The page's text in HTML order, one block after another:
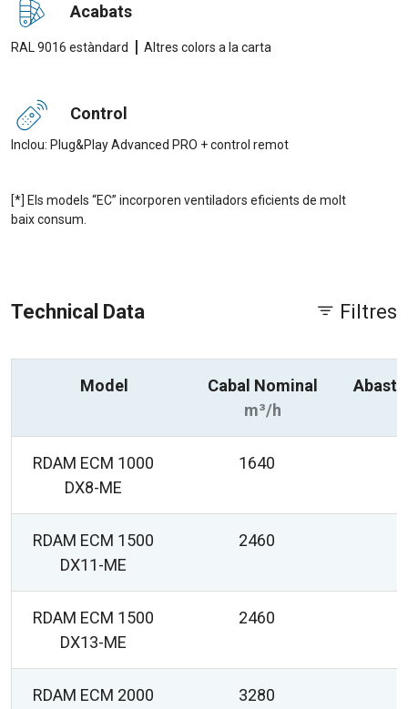
Acabats
RAL 9016 estàndard | Altres colors a la carta
Control
Inclou: Plug&Play Advanced PRO + control remot
[*] Els models “EC” incorporen ventiladors eficients de molt
baix consum.
Technical Data Filtres
Model
Cabal Nominal
m³/h
Abast
RDAM ECM 1000
DX8-ME
1640
RDAM ECM 1500
DX11-ME
2460
RDAM ECM 1500
DX13-ME
2460
RDAM ECM 2000
3280